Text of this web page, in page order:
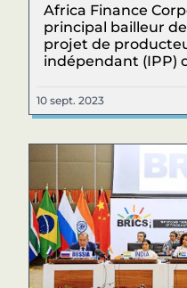
Africa Finance
principal bailleur
projet de
indépendant (IPP)
10 sept. 2023